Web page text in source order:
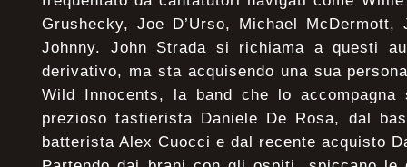
Grushecky, Joe D’Urso, Michael McDermott,
Johnny. John Strada si richiama a questi
derivativo, ma sta acquisendo una sua
Wild Innocents, la band che lo accompagna
prezioso tastierista Daniele De Rosa, dal
batterista Alex Cuocci e dal recente acquisto